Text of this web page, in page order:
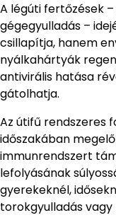
A légúti fertőzések
gégegyulladás –
csillapítja, hanem
nyálkahártyák
antivirális hatása
gátolhatja.
Az útifű rendszeres
időszakában
immunrendszert
lefolyásának
gyerekeknél,
torokgyulladás